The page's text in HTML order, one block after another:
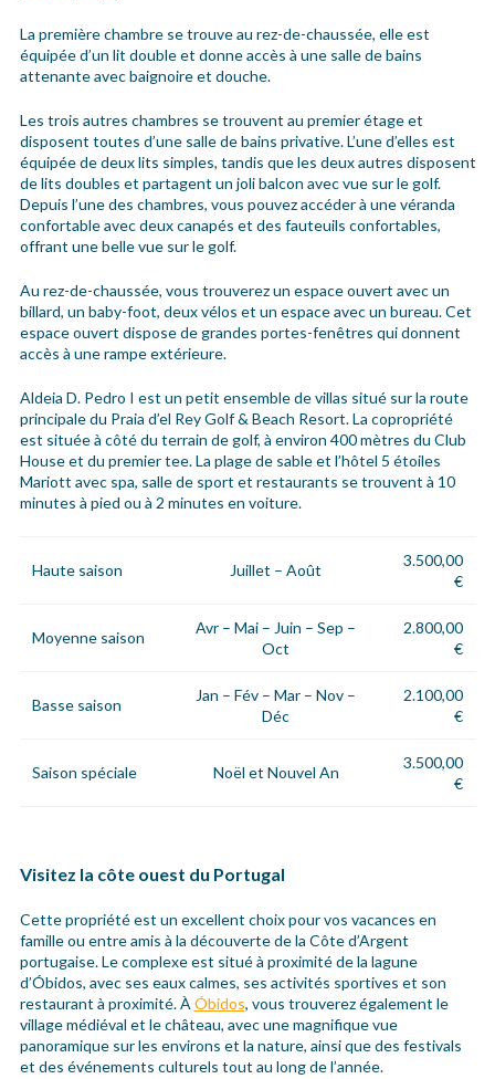
La première chambre se trouve au rez-de-chaussée, elle est
équipée d’un lit double et donne accès à une salle de bains
attenante avec baignoire et douche.
Les trois autres chambres se trouvent au premier étage et
disposent toutes d’une salle de bains privative. L’une d’elles est
équipée de deux lits simples, tandis que les deux autres disposent
de lits doubles et partagent un joli balcon avec vue sur le golf.
Depuis l’une des chambres, vous pouvez accéder à une véranda
confortable avec deux canapés et des fauteuils confortables,
offrant une belle vue sur le golf.
Au rez-de-chaussée, vous trouverez un espace ouvert avec un
billard, un baby-foot, deux vélos et un espace avec un bureau. Cet
espace ouvert dispose de grandes portes-fenêtres qui donnent
accès à une rampe extérieure.
Aldeia D. Pedro I est un petit ensemble de villas situé sur la route
principale du Praia d’el Rey Golf & Beach Resort. La copropriété
est située à côté du terrain de golf, à environ 400 mètres du Club
House et du premier tee. La plage de sable et l’hôtel 5 étoiles
Mariott avec spa, salle de sport et restaurants se trouvent à 10
minutes à pied ou à 2 minutes en voiture.
Haute saison Juillet – Août
3.500,00
€
Moyenne saison
Avr – Mai – Juin – Sep –
Oct
2.800,00
€
Basse saison
Jan – Fév – Mar – Nov –
Déc
2.100,00
€
Saison spéciale Noël et Nouvel An
3.500,00
€
Visitez la côte ouest du Portugal
Cette propriété est un excellent choix pour vos vacances en
famille ou entre amis à la découverte de la Côte d’Argent
portugaise. Le complexe est situé à proximité de la lagune
d’Óbidos, avec ses eaux calmes, ses activités sportives et son
restaurant à proximité. À Óbidos, vous trouverez également le
village médiéval et le château, avec une magnifique vue
panoramique sur les environs et la nature, ainsi que des festivals
et des événements culturels tout au long de l’année.